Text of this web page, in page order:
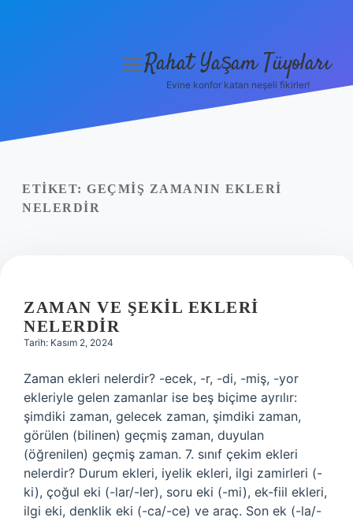
Yasal Uyarı
menüyü
Rahat Yaşam Tüyoları
Evine konfor katan neşeli fikirler!
ETIKET: GEÇMIŞ ZAMANIN EKLERI
NELERDIR
ZAMAN VE ŞEKIL EKLERI
NELERDIR
Tarih: Kasım 2, 2024
Zaman ekleri nelerdir? -ecek, -r, -di, -miş, -yor
ekleriyle gelen zamanlar ise beş biçime ayrılır:
şimdiki zaman, gelecek zaman, şimdiki zaman,
görülen (bilinen) geçmiş zaman, duyulan
(öğrenilen) geçmiş zaman. 7. sınıf çekim ekleri
nelerdir? Durum ekleri, iyelik ekleri, ilgi zamirleri (-
ki), çoğul eki (-lar/-ler), soru eki (-mi), ek-fiil ekleri,
ilgi eki, denklik eki (-ca/-ce) ve araç. Son ek (-la/-